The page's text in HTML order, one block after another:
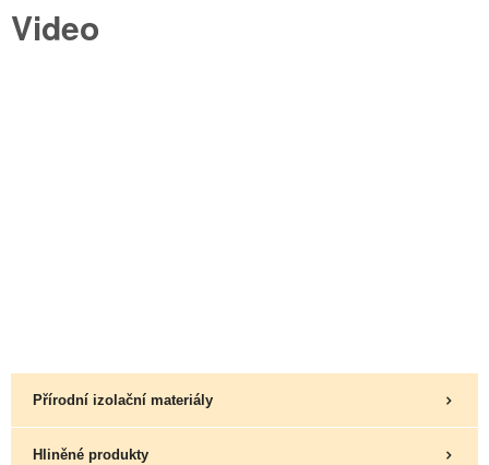
Video
Přírodní izolační materiály
Hliněné produkty